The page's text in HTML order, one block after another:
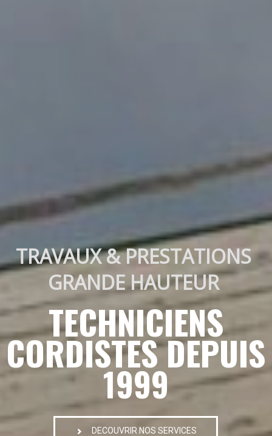
TRAVAUX & PRESTATIONS
GRANDE HAUTEUR
TECHNICIENS
CORDISTES DEPUIS
1999
DECOUVRIR NOS SERVICES